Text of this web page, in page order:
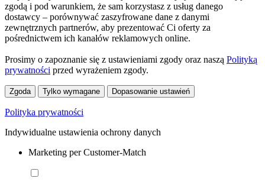
zgodą i pod warunkiem, że sam korzystasz z usług danego
dostawcy – porównywać zaszyfrowane dane z danymi
zewnętrznych partnerów, aby prezentować Ci oferty za
pośrednictwem ich kanałów reklamowych online.
Prosimy o zapoznanie się z ustawieniami zgody oraz naszą Polityką
prywatności przed wyrażeniem zgody.
Zgoda Tylko wymagane Dopasowanie ustawień
Polityka prywatności
Indywidualne ustawienia ochrony danych
Marketing per Customer-Match